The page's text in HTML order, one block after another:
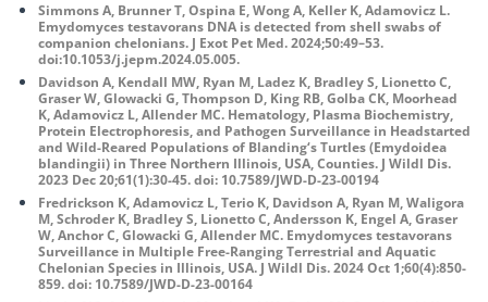
Simmons A, Brunner T, Ospina E, Wong A, Keller K, Adamovicz L.
Emydomyces testavorans DNA is detected from shell swabs of
companion chelonians. J Exot Pet Med. 2024;50:49–53.
doi:10.1053/j.jepm.2024.05.005.
Davidson A, Kendall MW, Ryan M, Ladez K, Bradley S, Lionetto C,
Graser W, Glowacki G, Thompson D, King RB, Golba CK, Moorhead
K, Adamovicz L, Allender MC. Hematology, Plasma Biochemistry,
Protein Electrophoresis, and Pathogen Surveillance in Headstarted
and Wild-Reared Populations of Blanding‘s Turtles (Emydoidea
blandingii) in Three Northern Illinois, USA, Counties. J Wildl Dis.
2023 Dec 20;61(1):30-45. doi: 10.7589/JWD-D-23-00194
Fredrickson K, Adamovicz L, Terio K, Davidson A, Ryan M, Waligora
M, Schroder K, Bradley S, Lionetto C, Andersson K, Engel A, Graser
W, Anchor C, Glowacki G, Allender MC. Emydomyces testavorans
Surveillance in Multiple Free-Ranging Terrestrial and Aquatic
Chelonian Species in Illinois, USA. J Wildl Dis. 2024 Oct 1;60(4):850-
859. doi: 10.7589/JWD-D-23-00164